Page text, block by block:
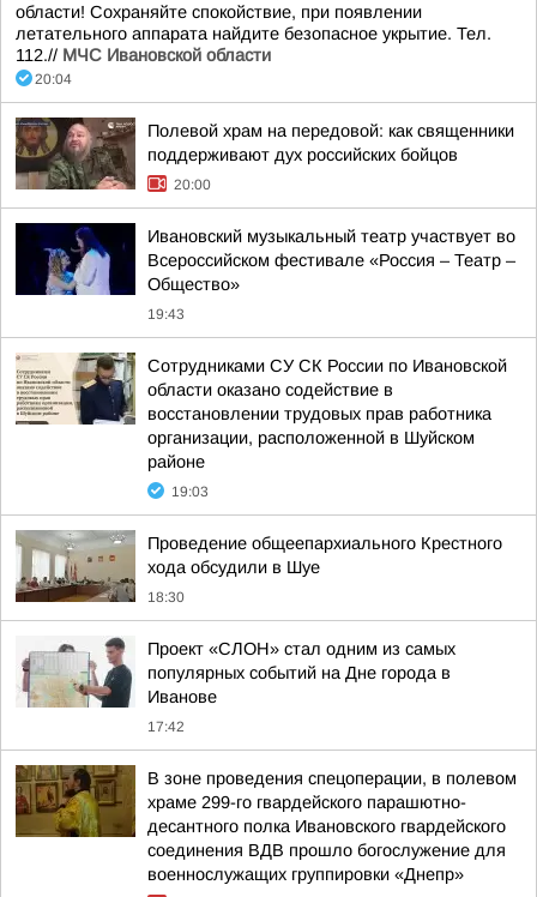
области! Сохраняйте спокойствие, при появлении
летательного аппарата найдите безопасное укрытие. Тел.
112.// МЧС Ивановской области
20:04
Полевой храм на передовой: как священники
поддерживают дух российских бойцов
20:00
Ивановский музыкальный театр участвует во
Всероссийском фестивале «Россия – Театр –
Общество»
19:43
Сотрудниками СУ СК России по Ивановской
области оказано содействие в
восстановлении трудовых прав работника
организации, расположенной в Шуйском
районе
19:03
Проведение общеепархиального Крестного
хода обсудили в Шуе
18:30
Проект «СЛОН» стал одним из самых
популярных событий на Дне города в
Иванове
17:42
В зоне проведения спецоперации, в полевом
храме 299-го гвардейского парашютно-
десантного полка Ивановского гвардейского
соединения ВДВ прошло богослужение для
военнослужащих группировки «Днепр»